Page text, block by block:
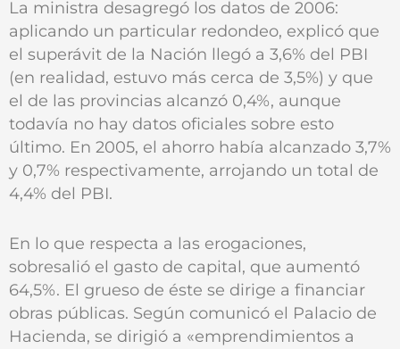
La ministra desagregó los datos de 2006:
aplicando un particular redondeo, explicó que
el superávit de la Nación llegó a 3,6% del PBI
(en realidad, estuvo más cerca de 3,5%) y que
el de las provincias alcanzó 0,4%, aunque
todavía no hay datos oficiales sobre esto
último. En 2005, el ahorro había alcanzado 3,7%
y 0,7% respectivamente, arrojando un total de
4,4% del PBI.
En lo que respecta a las erogaciones,
sobresalió el gasto de capital, que aumentó
64,5%. El grueso de éste se dirige a financiar
obras públicas. Según comunicó el Palacio de
Hacienda, se dirigió a «emprendimientos a